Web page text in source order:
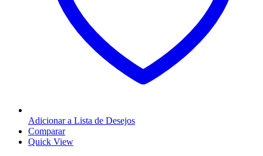
Adicionar a Lista de Desejos
Comparar
Quick View